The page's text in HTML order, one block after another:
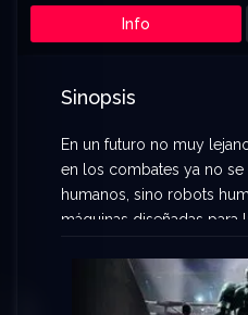
Info
Sinopsis
En un futuro no muy
en los combates ya no se
humanos, sino robots
máquinas diseñadas para
gloria, está pasando una
promotor de combates.